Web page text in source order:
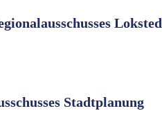
Stadtplanung